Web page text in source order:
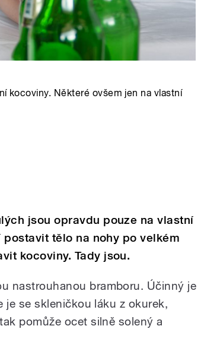
kocoviny. Některé ovšem jen na vlastní
jsou opravdu pouze na vlastní
tělo na nohy po velkém
kocoviny. Tady jsou.
nastrouhanou bramboru. Účinný je
je se skleničkou láku z okurek,
pomůže ocet silně solený a